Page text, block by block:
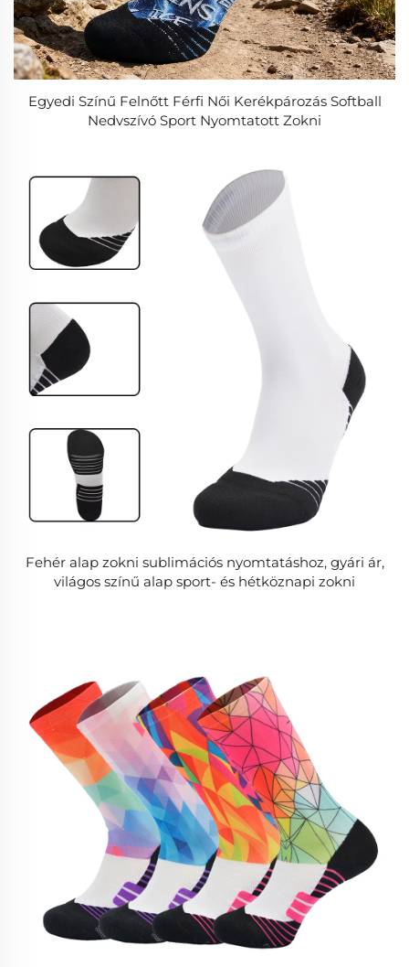
Egyedi Színű Felnőtt Férfi Női Kerékpározás Softball
Nedvszívó Sport Nyomtatott Zokni
Fehér alap zokni sublimációs nyomtatáshoz, gyári ár,
világos színű alap sport- és hétköznapi zokni